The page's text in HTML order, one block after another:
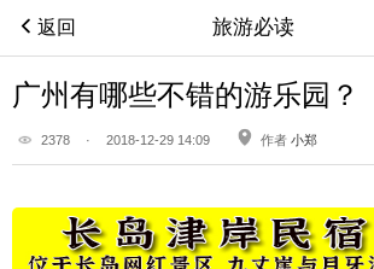
返回 旅游必读
广州有哪些不错的游乐园？
2378 · 2018-12-29 14:09 作者 小郑